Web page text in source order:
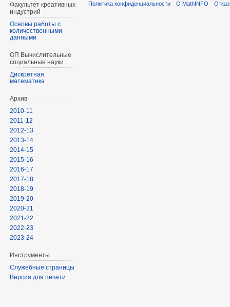
Факультет креативных
индустрий
Основы работы с
количественными
данными
ОП Вычислительные
социальные науки
Диcкретная
математика
Архив
2010-11
2011-12
2012-13
2013-14
2014-15
2015-16
2016-17
2017-18
2018-19
2019-20
2020-21
2021-22
2022-23
2023-24
Инструменты
Служебные страницы
Версия для печати
Политика конфиденциальности О MathINFO